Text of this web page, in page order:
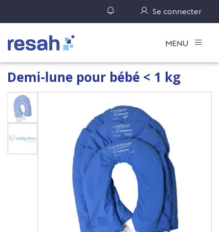
Gérer ses notifications
Se connecter
Logo Resah MENU
Demi-lune pour bébé < 1 kg